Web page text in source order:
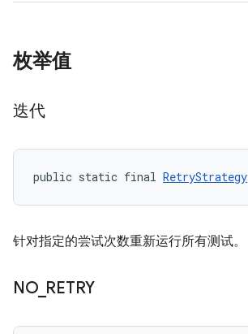
枚举值
迭代
public static final RetryStrategy
针对指定的尝试次数重新运行所有测试。
NO_ RETRY